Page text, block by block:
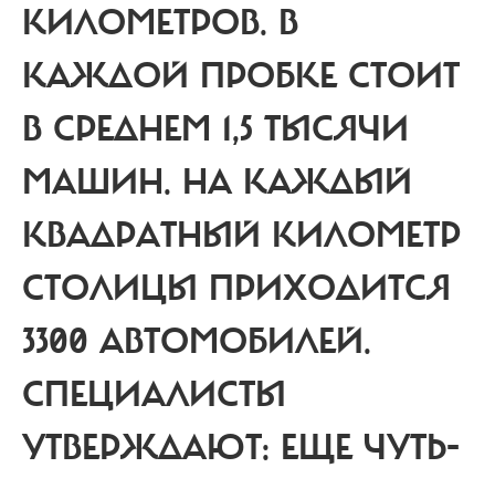
КИЛОМЕТРОВ. В
КАЖДОЙ ПРОБКЕ СТОИТ
В СРЕДНЕМ 1,5 ТЫСЯЧИ
МАШИН. НА КАЖДЫЙ
КВАДРАТНЫЙ КИЛОМЕТР
СТОЛИЦЫ ПРИХОДИТСЯ
3300 АВТОМОБИЛЕЙ.
СПЕЦИАЛИСТЫ
УТВЕРЖДАЮТ: ЕЩЕ ЧУТЬ-